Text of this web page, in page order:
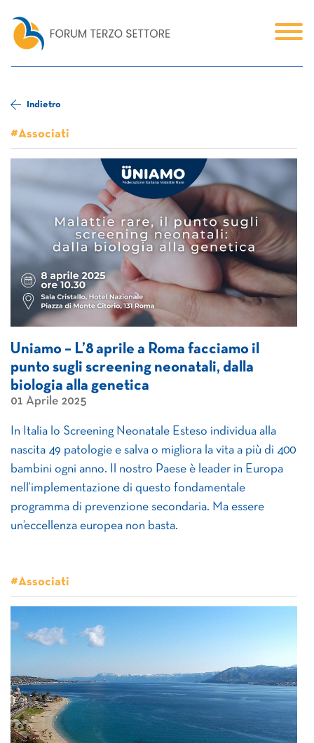
Indietro
#Associati
Uniamo – L’8 aprile a Roma facciamo il
punto sugli screening neonatali, dalla
biologia alla genetica
01 Aprile 2025
In Italia lo Screening Neonatale Esteso individua alla
nascita 49 patologie e salva o migliora la vita a più di 400
bambini ogni anno. Il nostro Paese è leader in Europa
nell’implementazione di questo fondamentale
programma di prevenzione secondaria. Ma essere
un’eccellenza europea non basta.
#Associati